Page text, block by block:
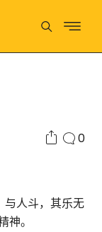
0
与人斗，其乐无
神。